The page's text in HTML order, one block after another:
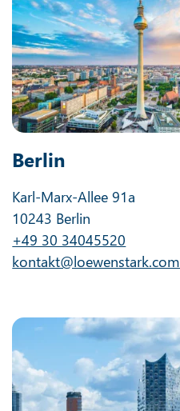
Berlin
Karl-Marx-Allee 91a
10243 Berlin
+49 30 34045520
kontakt@loewenstark.com